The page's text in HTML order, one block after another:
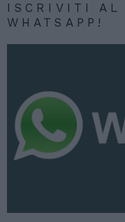
ISCRIVITI AL
WHATSAPP!